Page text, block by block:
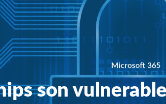
Microsoft 365
son